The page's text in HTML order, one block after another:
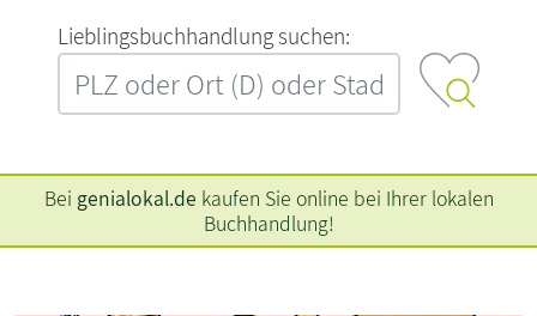
L‍i‍e‍b‍l‍i‍n‍g‍s‍b‍u‍c‍h‍h‍a‍n‍d‍l‍u‍n‍g‍ ‍s‍u‍c‍h‍e‍n‍:‍
Bei genialokal.de kaufen Sie online bei Ihrer lokalen
Buchhandlung!